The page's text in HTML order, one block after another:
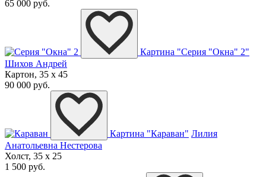
65 000 руб.
Картина "Серия "Окна" 2"
Шихов Андрей
Картон, 35 x 45
90 000 руб.
Картина "Караван" Лилия
Анатольевна Нестерова
Холст, 35 x 25
1 500 руб.